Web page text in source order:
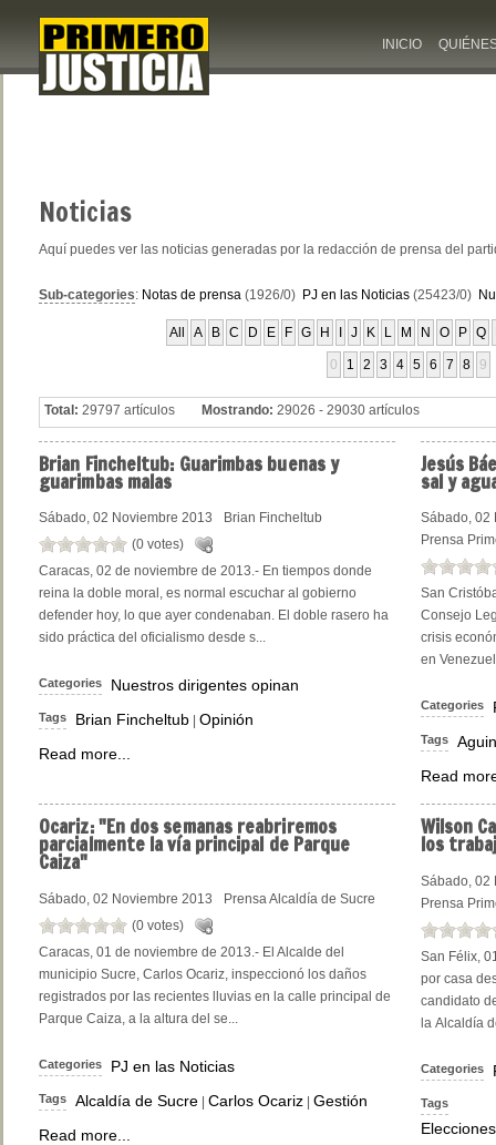
INICIO
Noticias
Aquí puedes ver las noticias generadas por la redacción de prensa del
Sub-categories: Notas de prensa (1926/0) PJ en las Noticias (25423/0)
All A B C D E F G H J K L M N O P Q
0 1 2 3 4 5 6 7 8 9
Total: 29797 artículos Mostrando: 29026 - 29030 artículos
Brian Fincheltub: Guarimbas buenas y
guarimbas malas
Sábado, 02 Noviembre 2013
Brian Fincheltub
(0 votes)
Caracas, 02 de noviembre de 2013.- En tiempos donde
reina la doble moral, es normal escuchar al gobierno
defender hoy, lo que ayer condenaban. El doble rasero ha
sido práctica del oficialismo desde s...
Categories Nuestros dirigentes opinan
Tags Brian Fincheltub Opinión
Read more...
Jesús
sal y
Sábado, 02
Prensa
San
Consejo
crisis
en
Categories
Tags
Read
Ocariz:"En dos semanas reabriremos
parcialmente la vía principal de Parque
Caiza"
Sábado, 02 Noviembre 2013
Prensa Alcaldía de Sucre
(0 votes)
Caracas, 01 de noviembre de 2013.- El Alcalde del
municipio Sucre, Carlos Ocariz, inspeccionó los daños
registrados por las recientes lluvias en la calle principal de
Parque Caiza, a la altura del se...
Categories PJ en las Noticias
Tags Alcaldía de Sucre | Carlos Ocariz | Gestión
Read more...
Wilson
los
Sábado, 02
Prensa
San Félix,
por casa
candidato
la Alcaldía
Categories
Tags